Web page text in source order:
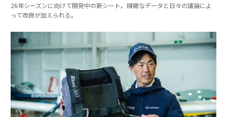
26年シーズンに向けて開発中の新シート。精緻なデータと日々の議論によ
って改良が加えられる。